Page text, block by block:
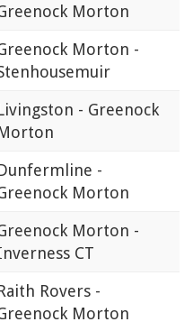
Morton
Morton -
- Greenock
-
Morton
Morton -
CT
Rovers -
Morton